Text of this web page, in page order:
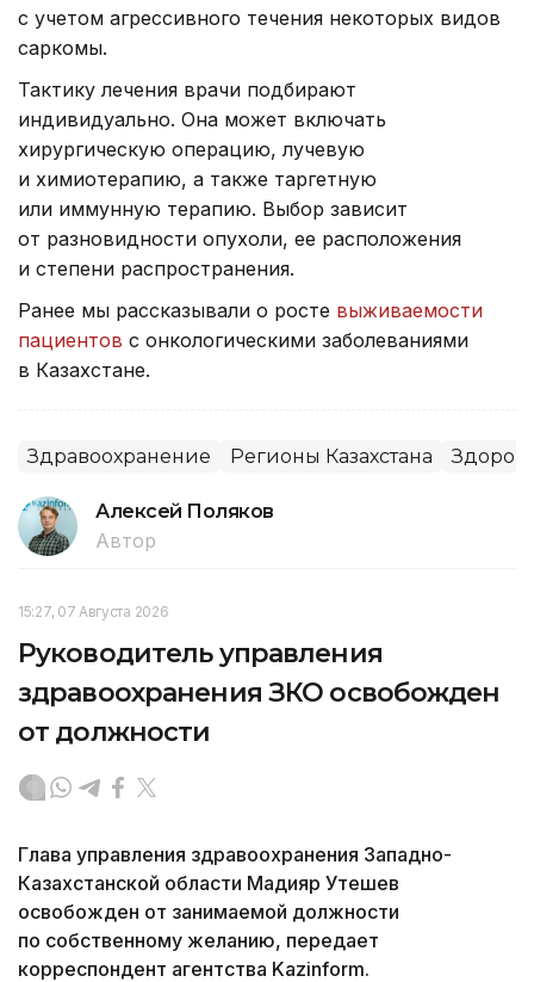
с учетом агрессивного течения некоторых видов
саркомы.
Тактику лечения врачи подбирают
индивидуально. Она может включать
хирургическую операцию, лучевую
и химиотерапию, а также таргетную
или иммунную терапию. Выбор зависит
от разновидности опухоли, ее расположения
и степени распространения.
Ранее мы рассказывали о росте выживаемости
пациентов с онкологическими заболеваниями
в Казахстане.
Здравоохранение Регионы Казахстана
Алексей Поляков
Автор
15:27, 07 Августа 2026
Руководитель управления
здравоохранения ЗКО освобожден
от должности
Глава управления здравоохранения Западно-
Казахстанской области Мадияр Утешев
освобожден от занимаемой должности
по собственному желанию, передает
корреспондент агентства Kazinform.